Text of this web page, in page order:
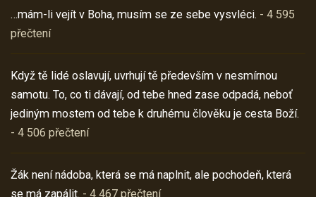
…mám-li vejít v Boha, musím se ze sebe vysvléci. - 4 595
přečtení
Když tě lidé oslavují, uvrhují tě především v nesmírnou
samotu. To, co ti dávají, od tebe hned zase odpadá, neboť
jediným mostem od tebe k druhému člověku je cesta Boží.
- 4 506 přečtení
Žák není nádoba, která se má naplnit, ale pochodeň, která
se má zapálit. - 4 467 přečtení